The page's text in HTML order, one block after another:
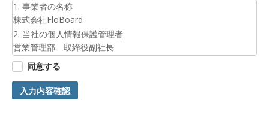
1. 事業者の名称
株式会社FloBoard
2. 当社の個人情報保護管理者
営業管理部 取締役副社長
3. 個人情報の利用目的
お預かりした個人情報は、お問合せへの対応のために利用いた
します。
4. 第三者提供について
同意する
入力内容確認